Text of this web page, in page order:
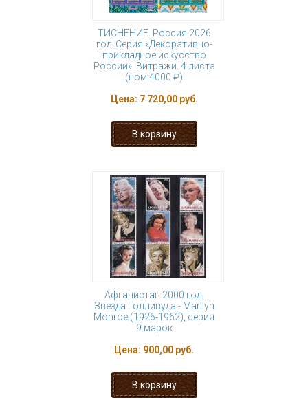
ТИСНЕНИЕ. Россия 2026
год. Серия «Декоративно-
прикладное искусство
России». Витражи. 4 листа
(ном.4000 ₽)
Цена: 7 720,00 руб.
Афганистан 2000 год.
Звезда Голливуда - Marilyn
Monroe (1926-1962), серия
9 марок
Цена: 900,00 руб.